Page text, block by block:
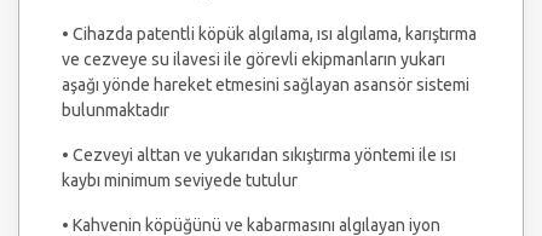
• Cihazda patentli köpük algılama, ısı algılama, karıştırma
ve cezveye su ilavesi ile görevli ekipmanların yukarı
aşağı yönde hareket etmesini sağlayan asansör sistemi
bulunmaktadır
• Cezveyi alttan ve yukarıdan sıkıştırma yöntemi ile ısı
kaybı minimum seviyede tutulur
• Kahvenin köpüğünü ve kabarmasını algılayan iyon